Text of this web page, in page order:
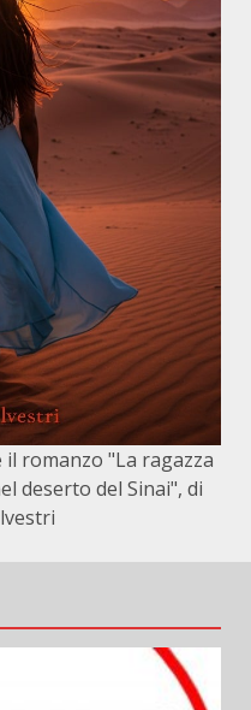
romanzo "La ragazza
deserto del Sinai", di